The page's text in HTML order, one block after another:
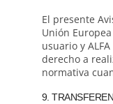
El presente
Unión
usuario y
derecho a
normativa
9.